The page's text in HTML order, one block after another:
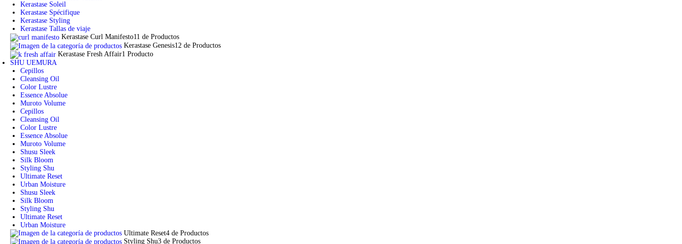
Kerastase Soleil
Kerastase Spécifique
Kerastase Styling
Kerastase Tallas de viaje
Kerastase Curl Manifesto11 de Productos
Kerastase Genesis12 de Productos
Kerastase Fresh Affair1 Producto
SHU UEMURA
Cepillos
Cleansing Oil
Color Lustre
Essence Absolue
Muroto Volume
Cepillos
Cleansing Oil
Color Lustre
Essence Absolue
Muroto Volume
Shusu Sleek
Silk Bloom
Styling Shu
Ultimate Reset
Urban Moisture
Shusu Sleek
Silk Bloom
Styling Shu
Ultimate Reset
Urban Moisture
Ultimate Reset4 de Productos
Styling Shu3 de Productos